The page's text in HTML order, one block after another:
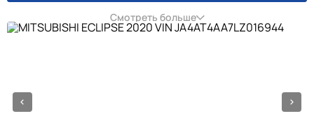
Смотреть больше